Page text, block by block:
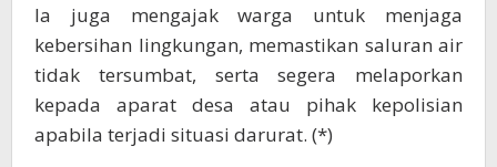
Ia juga mengajak warga untuk menjaga
kebersihan lingkungan, memastikan saluran air
tidak tersumbat, serta segera melaporkan
kepada aparat desa atau pihak kepolisian
apabila terjadi situasi darurat. (*)